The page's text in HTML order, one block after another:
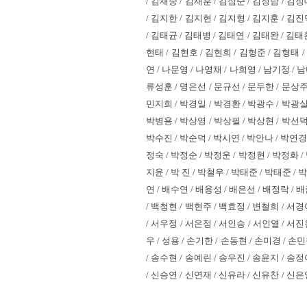
/ 김지한 / 김지현 / 김지형 / 김지훈 / 김
/ 김태균 / 김태병 / 김태연 / 김태완 / 김
현태 / 김현호 / 김현희 / 김형준 / 김형태
연 / 나문영 / 나영채 / 나희영 / 남기정 /
류성훈 / 명은선 / 문규선 / 문두한 / 문상
민지희 / 박경일 / 박경환 / 박광수 / 박광
박병용 / 박상영 / 박상필 / 박상현 / 박선
박수진 / 박순덕 / 박시연 / 박안나 / 박연
정숙 / 박정순 / 박정운 / 박정현 / 박정화
지윤 / 박 진 / 박철우 / 박태준 / 박태준 /
연 / 배수연 / 배용성 / 배은선 / 배정락 /
/ 백청현 / 백현주 / 백효정 / 변철희 / 서
/ 서우정 / 서은정 / 서인승 / 서인열 / 서
우 / 성용 / 손기한 / 손동현 / 손미경 / 손
/ 송수현 / 송예린 / 송우진 / 송윤지 / 송
/ 신승연 / 신연재 / 신유라 / 신유찬 / 신